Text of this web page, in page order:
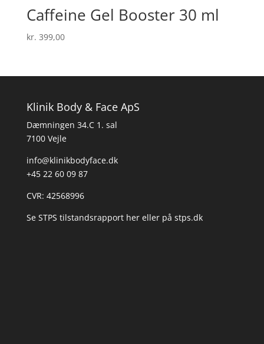
Caffeine Gel Booster 30 ml
kr. 399,00
Klinik Body & Face ApS
Dæmningen 34.C 1. sal
7100 Vejle
info@klinikbodyface.dk
+45 22 60 09 87
CVR: 42568996
Se STPS tilstandsrapport hereller på stps.dk